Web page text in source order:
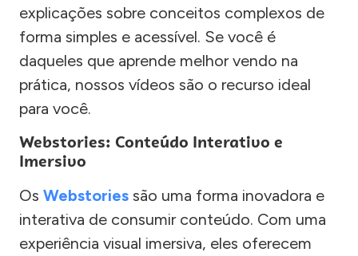
explicações sobre conceitos complexos de
forma simples e acessível. Se você é
daqueles que aprende melhor vendo na
prática, nossos vídeos são o recurso ideal
para você.
Webstories: Conteúdo Interativo e
Imersivo
Os Webstories são uma forma inovadora e
interativa de consumir conteúdo. Com uma
experiência visual imersiva, eles oferecem